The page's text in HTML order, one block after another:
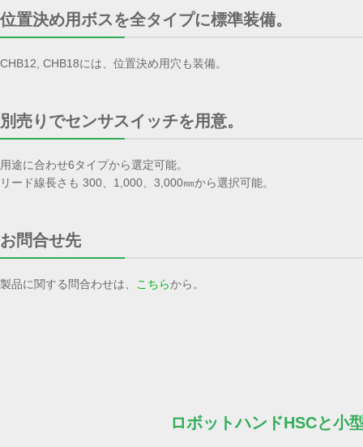
位置決め用ボスを全タイプに標準装備。
CHB12, CHB18には、位置決め用穴も装備。
別売りでセンサスイッチを用意。
用途に合わせ6タイプから選定可能。
リード線長さも 300、1,000、3,000㎜から選択可能。
お問合せ先
製品に関する問合わせは、 こちらから。
ロボットハンドHSCと小